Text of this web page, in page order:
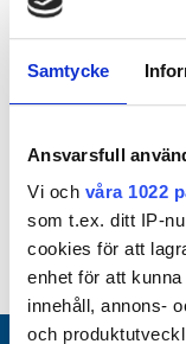
Samtycke
Ansvarsfull
Vi och våra 1022
som t.ex. ditt IP-
cookies för att
enhet för att
innehåll, annons-
och
Hjälpte den
Ditt svar
Ja